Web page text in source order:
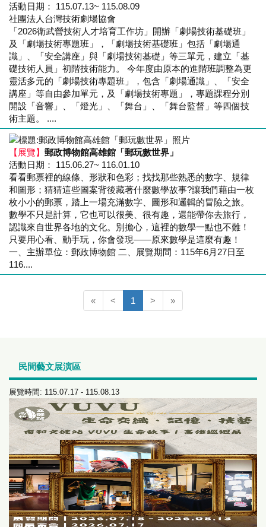
活動日期： 115.07.13~ 115.08.09
社團法人台灣技術劇場協會
「2026衛武營技術人才培育工作坊」開辦「劇場技術基礎班」
及「劇場技術專題班」，「劇場技術基礎班」包括「劇場通
識」、「安全講座」與「劇場技術基礎」等三單元，建立「基
礎技術人員」初階技術能力。 今年度由原本的進階班調整為更
靈活多元的「劇場技術專題班」，包含「劇場通識」、「安全
講座」等自由參加單元，及「劇場技術專題」，專題課程分別
開設「音響」、「燈光」、「舞台」、「舞台監督」等四個技
術主題。 ....
【展覽】 郵政博物館高雄館「郵玩數世界」
活動日期： 115.06.27~ 116.01.10
看看郵票裡的線條、形狀和色彩；找找那些熟悉的數字、規律
和圖形；猜猜這些圖案背後藏著什麼數學故事?讓我們藉由一枚
枚小小的郵票，踏上一場充滿數字、圖形和邏輯的冒險之旅。
數學不只是計算，它也可以很美、很有趣，還能帶你去旅行，
認識來自世界各地的文化。別擔心，這裡的數學一點也不難！
只要用心看、動手玩，你會發現——原來數學是這麼有趣！
一、主辦單位：郵政博物館 二、展覽期間：115年6月27日至
116....
« < 1 (current)
> »
民間藝文展演區
展覽時間: 115.07.17 - 115.08.12